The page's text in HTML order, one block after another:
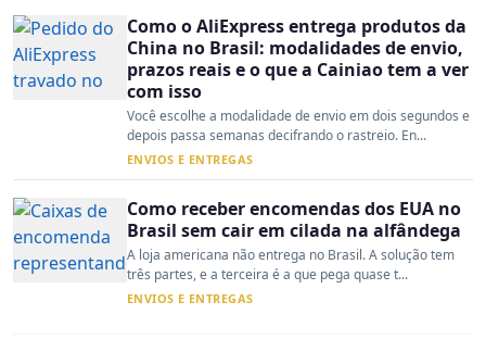
Como o AliExpress entrega produtos da
China no Brasil: modalidades de envio,
prazos reais e o que a Cainiao tem a ver
com isso
Você escolhe a modalidade de envio em dois segundos e
depois passa semanas decifrando o rastreio. En...
ENVIOS E ENTREGAS
Como receber encomendas dos EUA no
Brasil sem cair em cilada na alfândega
A loja americana não entrega no Brasil. A solução tem
três partes, e a terceira é a que pega quase t...
ENVIOS E ENTREGAS